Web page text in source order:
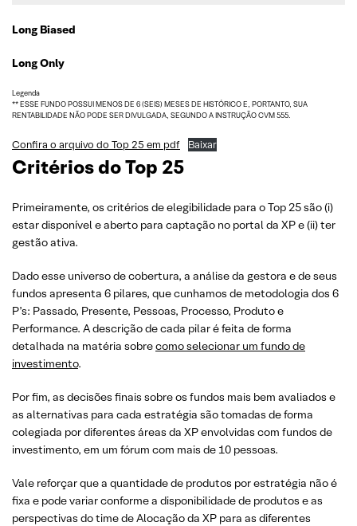
Long Biased
Long Only
Legenda
** ESSE FUNDO POSSUI MENOS DE 6 (SEIS) MESES DE HISTÓRICO E, PORTANTO, SUA
RENTABILIDADE NÃO PODE SER DIVULGADA, SEGUNDO A INSTRUÇÃO CVM 555.
Confira o arquivo do Top 25 em pdf Baixar
Critérios do Top 25
Primeiramente, os critérios de elegibilidade para o Top 25 são (i)
estar disponível e aberto para captação no portal da XP e (ii) ter
gestão ativa.
Dado esse universo de cobertura, a análise da gestora e de seus
fundos apresenta 6 pilares, que cunhamos de metodologia dos 6
P’s: Passado, Presente, Pessoas, Processo, Produto e
Performance. A descrição de cada pilar é feita de forma
detalhada na matéria sobrecomo selecionar um fundo de
investimento.
Por fim, as decisões finais sobre os fundos mais bem avaliados e
as alternativas para cada estratégia são tomadas de forma
colegiada por diferentes áreas da XP envolvidas com fundos de
investimento, em um fórum com mais de 10 pessoas.
Vale reforçar que a quantidade de produtos por estratégia não é
fixa e pode variar conforme a disponibilidade de produtos e as
perspectivas do time de Alocação da XP para as diferentes